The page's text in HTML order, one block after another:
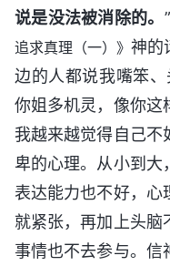
说是没法被消除的。 ”
追求真理（一）》 神的
边的人都说我嘴笨
你姐多机灵，像你这
我越来越觉得自己不
卑的心理。从小到大
表达能力也不好，心
就紧张，再加上头脑
事情也不去参与。信